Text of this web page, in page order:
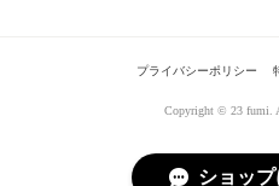
プライバシーポリシー
Copyright © 23 fumi.
ショッ